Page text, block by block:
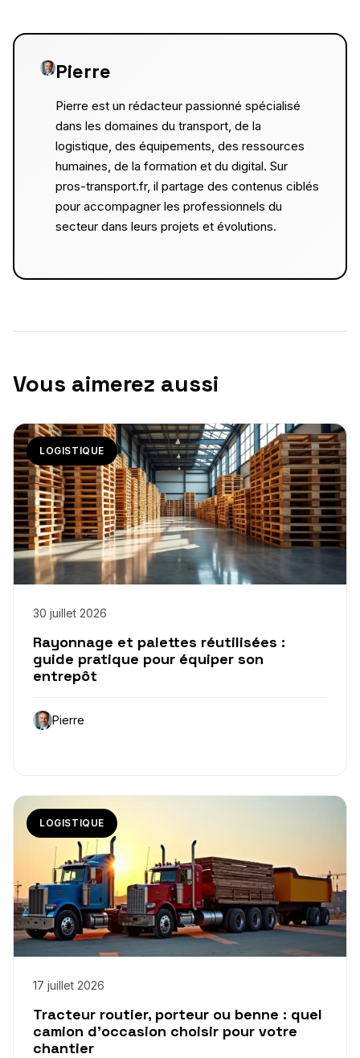
Pierre
Pierre est un rédacteur passionné spécialisé
dans les domaines du transport, de la
logistique, des équipements, des ressources
humaines, de la formation et du digital. Sur
pros-transport.fr, il partage des contenus ciblés
pour accompagner les professionnels du
secteur dans leurs projets et évolutions.
Vous aimerez aussi
LOGISTIQUE
30 juillet 2026
Rayonnage et palettes réutilisées :
guide pratique pour équiper son
entrepôt
Pierre
LOGISTIQUE
17 juillet 2026
Tracteur routier, porteur ou benne : quel
camion d’occasion choisir pour votre
chantier